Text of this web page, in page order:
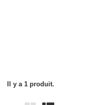
Il y a 1 produit.